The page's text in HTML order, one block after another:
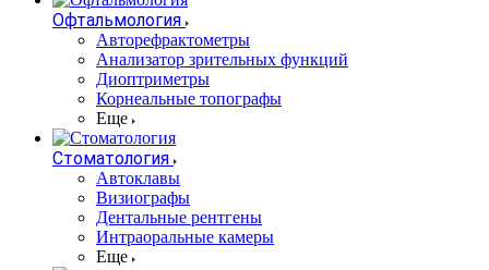
Офтальмология
Авторефрактометры
Анализатор зрительных функций
Диоптриметры
Корнеальные топографы
Еще
Стоматология
Автоклавы
Визиографы
Дентальные рентгены
Интраоральные камеры
Еще